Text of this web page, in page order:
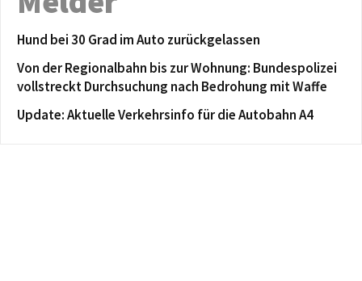
Hund bei 30 Grad im Auto zurückgelassen
Von der Regionalbahn bis zur Wohnung: Bundespolizei
vollstreckt Durchsuchung nach Bedrohung mit Waffe
Update: Aktuelle Verkehrsinfo für die Autobahn A4